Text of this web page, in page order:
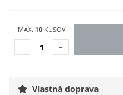
MAX. 10KUSOV
Vlastná doprava